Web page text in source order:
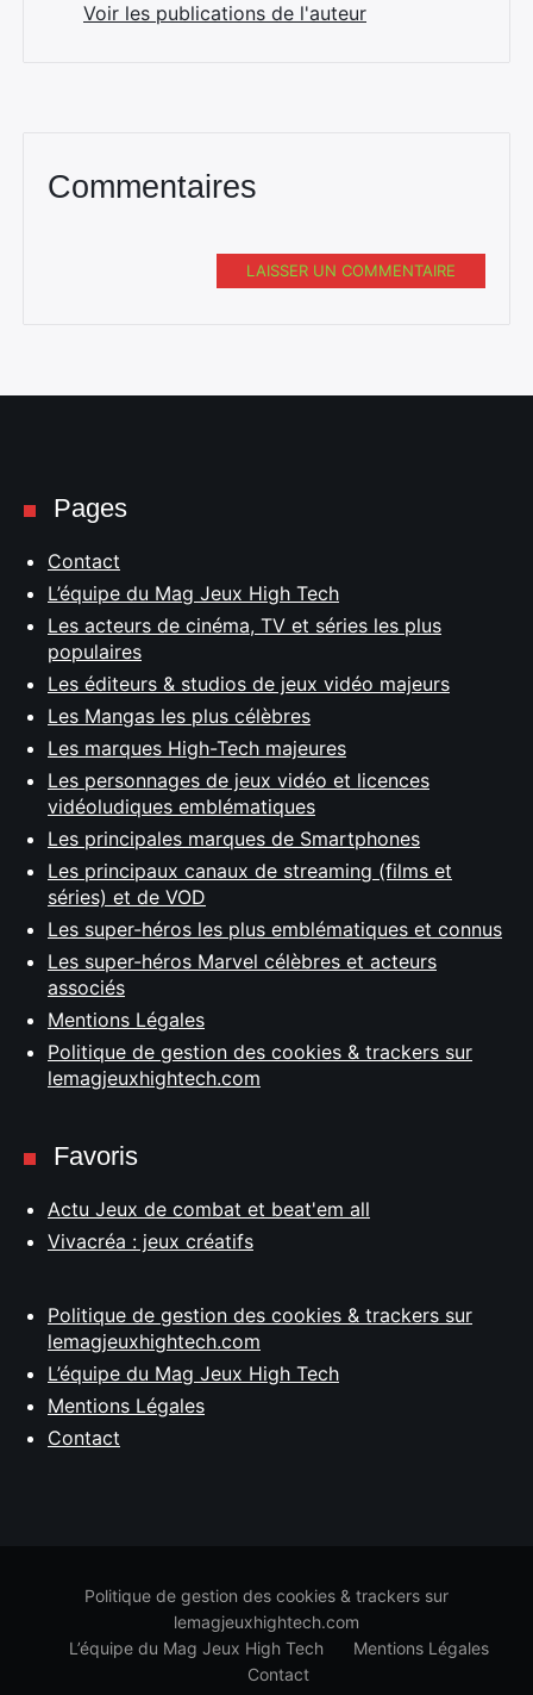
Voir les publications de l'auteur
Commentaires
LAISSER UN COMMENTAIRE
Pages
Contact
L’équipe du Mag Jeux High Tech
Les acteurs de cinéma, TV et séries les plus
populaires
Les éditeurs & studios de jeux vidéo majeurs
Les Mangas les plus célèbres
Les marques High-Tech majeures
Les personnages de jeux vidéo et licences
vidéoludiques emblématiques
Les principales marques de Smartphones
Les principaux canaux de streaming (films et
séries) et de VOD
Les super-héros les plus emblématiques et connus
Les super-héros Marvel célèbres et acteurs
associés
Mentions Légales
Politique de gestion des cookies & trackers sur
lemagjeuxhightech.com
Favoris
Actu Jeux de combat et beat'em all
Vivacréa : jeux créatifs
Politique de gestion des cookies & trackers sur
lemagjeuxhightech.com
L’équipe du Mag Jeux High Tech
Mentions Légales
Contact
Politique de gestion des cookies & trackers sur
lemagjeuxhightech.com
L’équipe du Mag Jeux High Tech
Mentions Légales
Contact